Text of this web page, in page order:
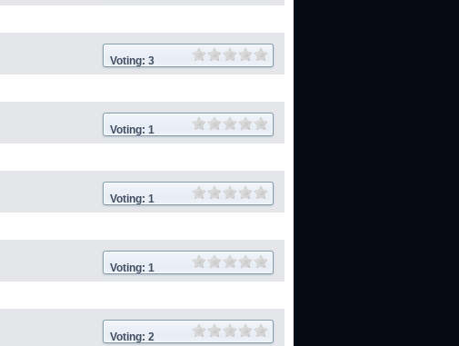
Voting: 3
Voting: 1
Voting: 1
Voting: 1
Voting: 2